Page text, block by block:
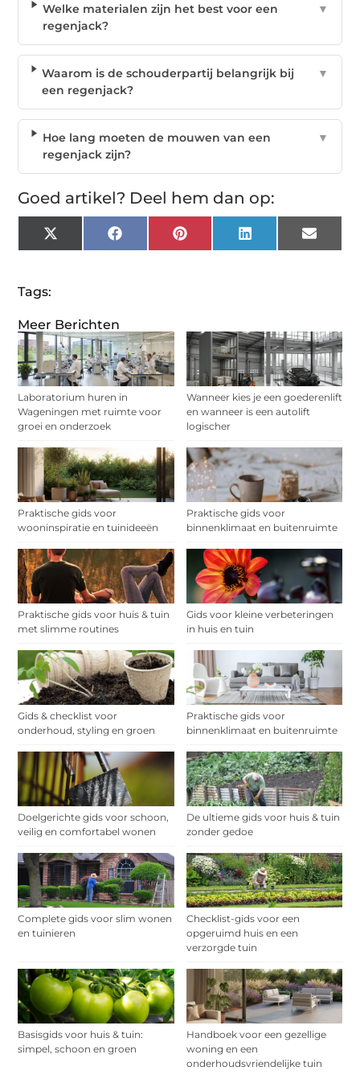
Meer Berichten
Laboratorium huren in
Wageningen met ruimte voor
groei en onderzoek
Wanneer kies je een goederenlift
en wanneer is een autolift
logischer
Praktische gids voor
wooninspiratie en tuinideeën
Praktische gids voor
binnenklimaat en buitenruimte
Praktische gids voor huis & tuin
met slimme routines
Gids voor kleine verbeteringen
in huis en tuin
Gids & checklist voor
onderhoud, styling en groen
Praktische gids voor
binnenklimaat en buitenruimte
Doelgerichte gids voor schoon,
veilig en comfortabel wonen
De ultieme gids voor huis & tuin
zonder gedoe
Complete gids voor slim wonen
en tuinieren
Checklist-gids voor een
opgeruimd huis en een
verzorgde tuin
Basisgids voor huis & tuin:
simpel, schoon en groen
Handboek voor een gezellige
woning en een
onderhoudsvriendelijke tuin
Welke materialen zijn het best voor een
regenjack?
▼
Waarom is de schouderpartij belangrijk bij
een regenjack?
▼
Hoe lang moeten de mouwen van een
regenjack zijn?
▼
Goed artikel? Deel hem dan op:
X
(Twitter)
Facebook Pinterest LinkedIn Email
Tags: